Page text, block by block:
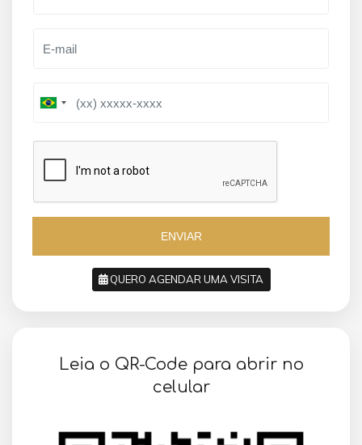
B
i
l
ENVIAR
QUERO AGENDAR UMA VISITA
VOLTAR
Leia o QR-Code para abrir no
celular